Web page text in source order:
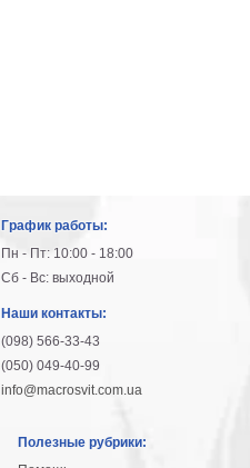
График работы:
Пн - Пт: 10:00 - 18:00
Сб - Вс: выходной
Наши контакты:
(098) 566-33-43
(050) 049-40-99
info@macrosvit.com.ua
Полезные рубрики: